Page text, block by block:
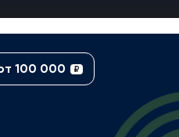
100 000 ₽